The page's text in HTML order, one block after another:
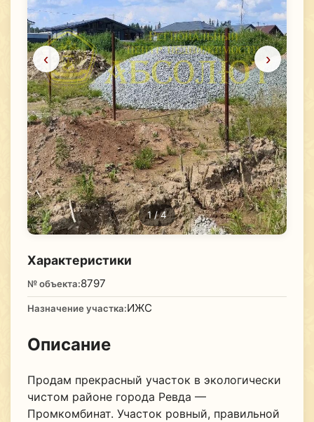
‹ ›
1/ 4
Характеристики
№ объекта:8797
Назначение участка:ИЖС
Описание
Продам прекрасный участок в экологически
чистом районе города Ревда —
Промкомбинат. Участок ровный, правильной